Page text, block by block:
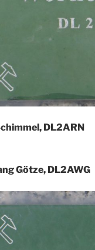
DL2ARN
Götze, DL2AWG